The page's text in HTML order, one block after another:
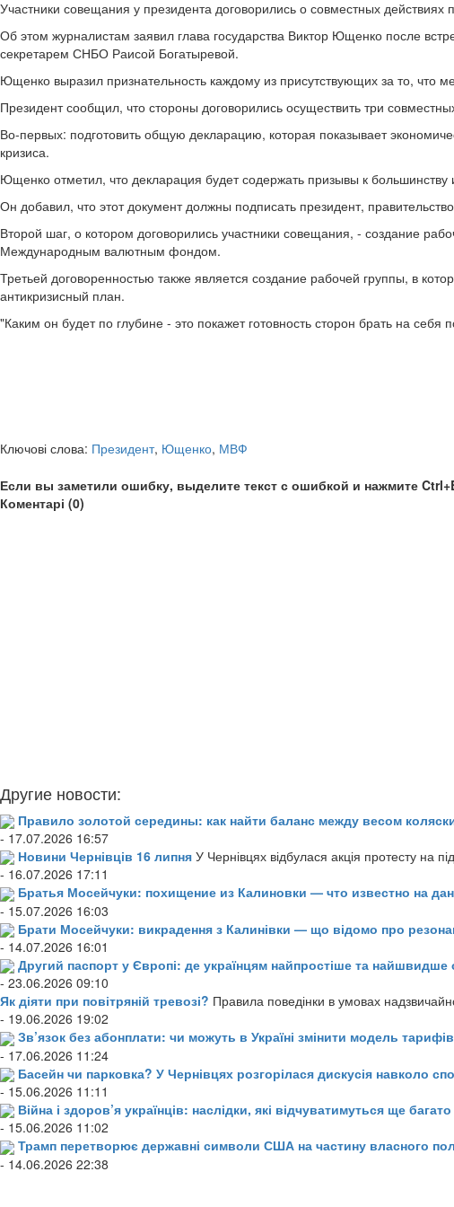
Участники совещания у президента договорились о совместных действиях
Об этом журналистам заявил глава государства Виктор Ющенко после
секретарем СНБО Раисой Богатыревой.
Ющенко выразил признательность каждому из присутствующих за то, что
Президент сообщил, что стороны договорились осуществить три
Во-первых: подготовить общую декларацию, которая показывает
кризиса.
Ющенко отметил, что декларация будет содержать призывы к
Он добавил, что этот документ должны подписать президент,
Второй шаг, о котором договорились участники совещания, - создание
Международным валютным фондом.
Третьей договоренностью также является создание рабочей группы, в
антикризисный план.
"Каким он будет по глубине - это покажет готовность сторон брать на
Ключові слова: Президент, Ющенко, МВФ
Если вы заметили ошибку, выделите текст с ошибкой и нажмите
Коментарі (0)
Другие новости:
Правило золотой середины: как найти баланс между весом
- 17.07.2026 16:57
Новини Чернівців 16 липня У Чернівцях відбулася акція протесту на
- 16.07.2026 17:11
Братья Мосейчуки: похищение из Калиновки — что известно на
- 15.07.2026 16:03
Брати Мосейчуки: викрадення з Калинівки — що відомо про
- 14.07.2026 16:01
Другий паспорт у Європі: де українцям найпростіше та
- 23.06.2026 09:10
Як діяти при повітряній тревозі? Правила поведінки в умовах
- 19.06.2026 19:02
Зв’язок без абонплати: чи можуть в Україні змінити модель
- 17.06.2026 11:24
Басейн чи парковка? У Чернівцях розгорілася дискусія навколо
- 15.06.2026 11:11
Війна і здоров’я українців: наслідки, які відчуватимуться ще багато
- 15.06.2026 11:02
Трамп перетворює державні символи США на частину власного
- 14.06.2026 22:38